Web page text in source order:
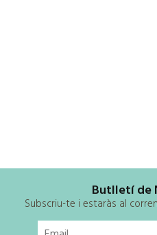
Butlletí de
Subscriu-te i estaràs al